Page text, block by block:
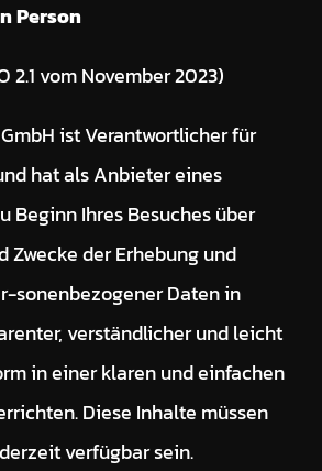
Person
2.1 vom November 2023)
ist Verantwortlicher für
hat als Anbieter eines
Beginn Ihres Besuches über
Zwecke der Erhebung und
sonenbezogener Daten in
verständlicher und leicht
in einer klaren und einfachen
Diese Inhalte müssen
verfügbar sein.